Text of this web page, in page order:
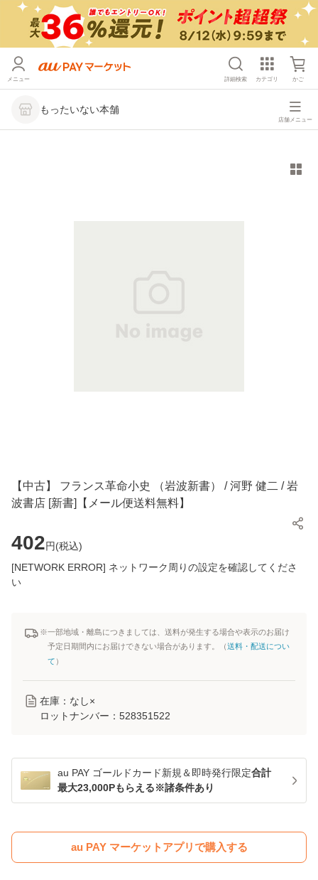
メニュー 詳細検索 カテゴリ かご
もったいない本舗
店舗メニュー
【中古】 フランス革命小史 （岩波新書） / 河野 健二 / 岩
波書店 [新書]【メール便送料無料】
402円(税込)
[NETWORK ERROR] ネットワーク周りの設定を確認してくださ
い
※一部地域・離島につきましては、送料が発生する場合や表示のお届け
予定日期間内にお届けできない場合があります。（送料・配送につい
て ）
在庫：なし×
ロットナンバー： 528351522
au PAY ゴールドカード新規＆即時発行限定合計
最大23,000Pもらえる※諸条件あり
au PAY マーケットアプリで購入する